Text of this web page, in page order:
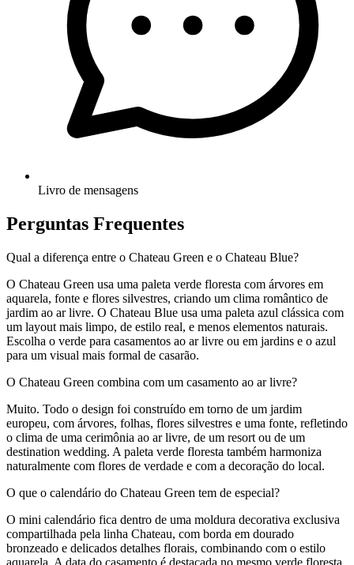
Livro de mensagens
Perguntas Frequentes
Qual a diferença entre o Chateau Green e o Chateau Blue?
O Chateau Green usa uma paleta verde floresta com árvores em
aquarela, fonte e flores silvestres, criando um clima romântico de
jardim ao ar livre. O Chateau Blue usa uma paleta azul clássica com
um layout mais limpo, de estilo real, e menos elementos naturais.
Escolha o verde para casamentos ao ar livre ou em jardins e o azul
para um visual mais formal de casarão.
O Chateau Green combina com um casamento ao ar livre?
Muito. Todo o design foi construído em torno de um jardim
europeu, com árvores, folhas, flores silvestres e uma fonte, refletindo
o clima de uma cerimônia ao ar livre, de um resort ou de um
destination wedding. A paleta verde floresta também harmoniza
naturalmente com flores de verdade e com a decoração do local.
O que o calendário do Chateau Green tem de especial?
O mini calendário fica dentro de uma moldura decorativa exclusiva
compartilhada pela linha Chateau, com borda em dourado
bronzeado e delicados detalhes florais, combinando com o estilo
aquarela. A data do casamento é destacada no mesmo verde floresta